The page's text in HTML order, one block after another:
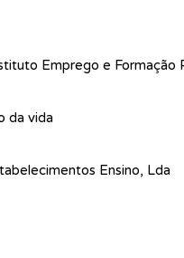
Emprego e Formação
da vida
Ensino, Lda